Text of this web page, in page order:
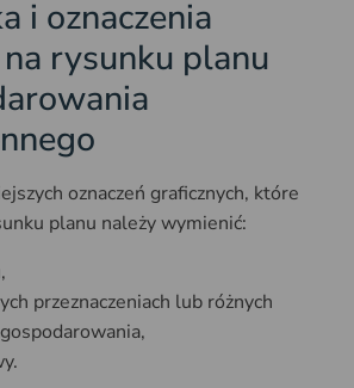
i oznaczenia
rysunku planu
oznaczeń graficznych, które
planu należy wymienić:
przeznaczeniach lub różnych